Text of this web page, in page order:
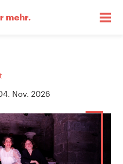
mehr.
Nov. 2026